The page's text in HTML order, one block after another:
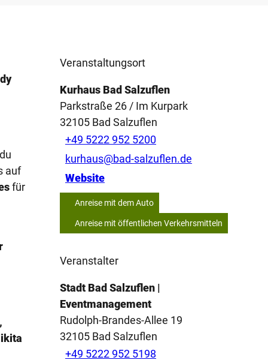
auf
für
Veranstaltungsort
Kurhaus Bad Salzuflen
Parkstraße 26 / Im Kurpark
32105 Bad Salzuflen
+49 5222 952 5200
kurhaus@bad-salzuflen.de
Website
Anreise mit dem Auto
Anreise mit öffentlichen Verkehrsmitteln
Veranstalter
Stadt Bad Salzuflen |
Eventmanagement
Rudolph-Brandes-Allee 19
32105 Bad Salzuflen
+49 5222 952 5198